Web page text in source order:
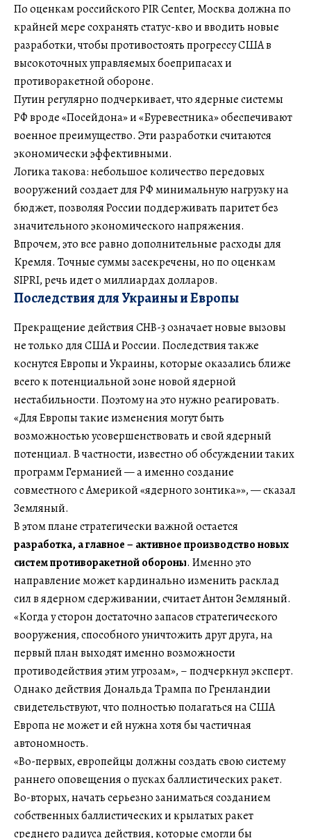
По оценкам российского PIR Center, Москва должна по
крайней мере сохранять статус-кво и вводить новые
разработки, чтобы противостоять прогрессу США в
высокоточных управляемых боеприпасах и
противоракетной обороне.
Путин регулярно подчеркивает, что ядерные системы
РФ вроде «Посейдона» и «Буревестника» обеспечивают
военное преимущество. Эти разработки считаются
экономически эффективными.
Логика такова: небольшое количество передовых
вооружений создает для РФ минимальную нагрузку на
бюджет, позволяя России поддерживать паритет без
значительного экономического напряжения.
Впрочем, это все равно дополнительные расходы для
Кремля. Точные суммы засекречены, но по оценкам
SIPRI, речь идет о миллиардах долларов.
Последствия для Украины и Европы
Прекращение действия СНВ-3 означает новые вызовы
не только для США и России. Последствия также
коснутся Европы и Украины, которые оказались ближе
всего к потенциальной зоне новой ядерной
нестабильности. Поэтому на это нужно реагировать.
«Для Европы такие изменения могут быть
возможностью усовершенствовать и свой ядерный
потенциал. В частности, известно об обсуждении таких
программ Германией — а именно создание
совместного с Америкой «ядерного зонтика»», — сказал
Земляный.
В этом плане стратегически важной остается
разработка, а главное – активное производство новых
систем противоракетной обороны. Именно это
направление может кардинально изменить расклад
сил в ядерном сдерживании, считает Антон Земляный.
«Когда у сторон достаточно запасов стратегического
вооружения, способного уничтожить друг друга, на
первый план выходят именно возможности
противодействия этим угрозам», – подчеркнул эксперт.
Однако действия Дональда Трампа по Гренландии
свидетельствуют, что полностью полагаться на США
Европа не может и ей нужна хотя бы частичная
автономность.
«Во-первых, европейцы должны создать свою систему
раннего оповещения о пусках баллистических ракет.
Во-вторых, начать серьезно заниматься созданием
собственных баллистических и крылатых ракет
среднего радиуса действия, которые смогли бы